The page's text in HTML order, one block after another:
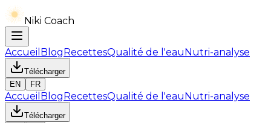
Niki Coach
Accueil BlogRecettesQualité de l'eauNutri-analyse
Télécharger
EN
FR
Accueil BlogRecettesQualité de l'eauNutri-analyse
Télécharger